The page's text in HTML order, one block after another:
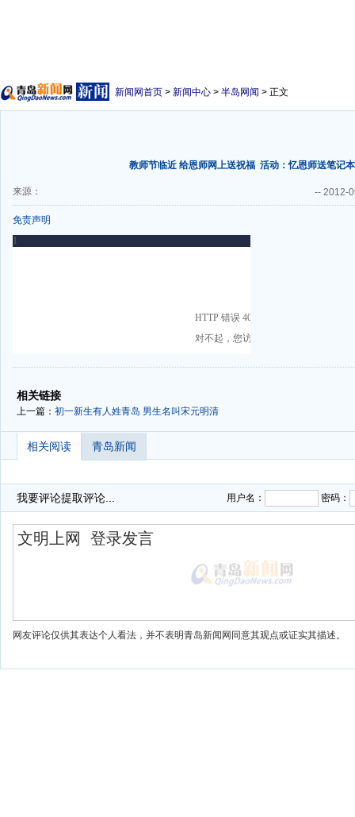
新闻网首页 > 新闻中心 > 半岛网闻 > 正文
教师节临近 给恩师网上送祝福 活动：忆恩师送笔记本
来源： -- 2012-
免责声明
-
相关链接
上一篇： 初一新生有人姓青岛 男生名叫宋元明清
相关阅读 青岛新闻
我要评论提取评论... 用户名： 密码：
网友评论仅供其表达个人看法，并不表明青岛新闻网同意其观点或证实其描述。